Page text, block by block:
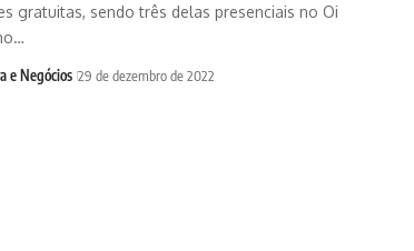
gratuitas, sendo três delas presenciais no Oi
e Negócios 29 de dezembro de 2022